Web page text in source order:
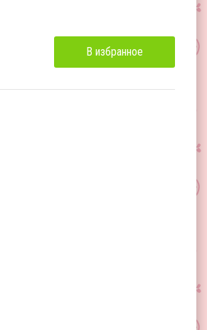
В избранное